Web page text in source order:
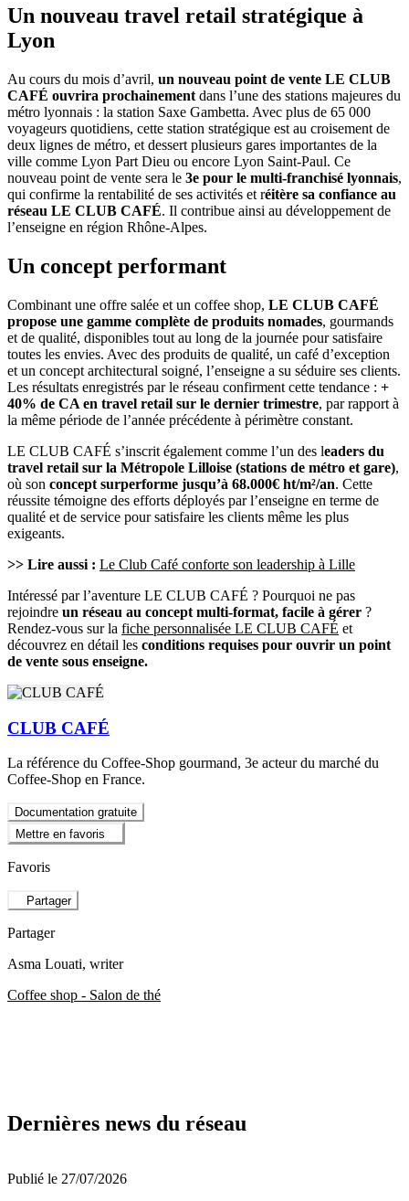
Un nouveau travel retail stratégique à
Lyon
Au cours du mois d’avril, un nouveau point de vente LE CLUB
CAFÉ ouvrira prochainement dans l’une des stations majeures du
métro lyonnais : la station Saxe Gambetta. Avec plus de 65 000
voyageurs quotidiens, cette station stratégique est au croisement de
deux lignes de métro, et dessert plusieurs gares importantes de la
ville comme Lyon Part Dieu ou encore Lyon Saint-Paul. Ce
nouveau point de vente sera le 3e pour le multi-franchisé lyonnais,
qui confirme la rentabilité de ses activités et réitère sa confiance au
réseau LE CLUB CAFÉ. Il contribue ainsi au développement de
l’enseigne en région Rhône-Alpes.
Un concept performant
Combinant une offre salée et un coffee shop, LE CLUB CAFÉ
propose une gamme complète de produits nomades, gourmands
et de qualité, disponibles tout au long de la journée pour satisfaire
toutes les envies. Avec des produits de qualité, un café d’exception
et un concept architectural soigné, l’enseigne a su séduire ses clients.
Les résultats enregistrés par le réseau confirment cette tendance : +
40% de CA en travel retail sur le dernier trimestre, par rapport à
la même période de l’année précédente à périmètre constant.
LE CLUB CAFÉ s’inscrit également comme l’un des leaders du
travel retail sur la Métropole Lilloise (stations de métro et gare),
où son concept surperforme jusqu’à 68.000€ ht/m²/an. Cette
réussite témoigne des efforts déployés par l’enseigne en terme de
qualité et de service pour satisfaire les clients même les plus
exigeants.
>> Lire aussi : Le Club Café conforte son leadership à Lille
Intéressé par l’aventure LE CLUB CAFÉ ? Pourquoi ne pas
rejoindre un réseau au concept multi-format, facile à gérer ?
Rendez-vous sur la fiche personnalisée LE CLUB CAFÉ et
découvrez en détail les conditions requises pour ouvrir un point
de vente sous enseigne.
CLUB CAFÉ
La référence du Coffee-Shop gourmand, 3e acteur du marché du
Coffee-Shop en France.
Documentation gratuite
Mettre en favoris
Favoris
Partager
Partager
Asma Louati, writer
Coffee shop - Salon de thé
Dernières news du réseau
Publié le 27/07/2026